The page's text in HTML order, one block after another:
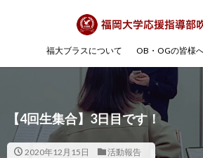
福大ブラスについて OB・OGの皆様
【4回生集合】3日目です！
2020年12月15日 活動報告